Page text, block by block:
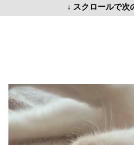
↓ スクロールで次